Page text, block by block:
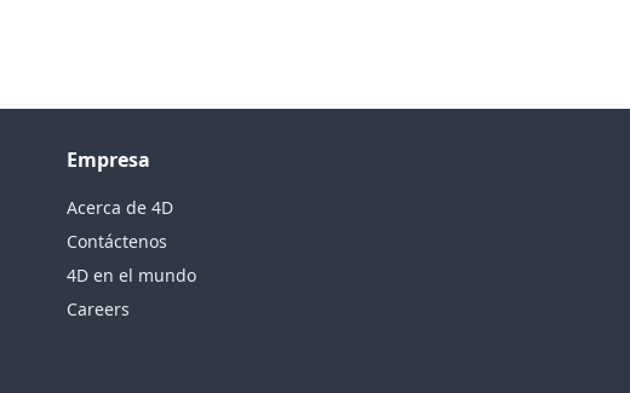
Empresa
Acerca de 4D
Contáctenos
4D en el mundo
Careers